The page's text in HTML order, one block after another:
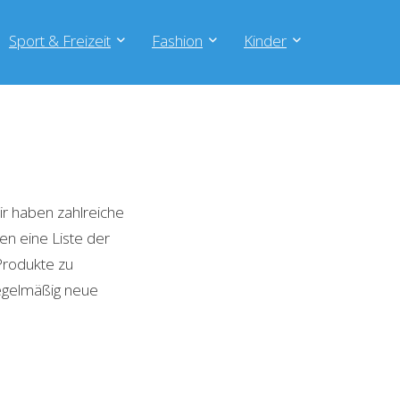
Sport & Freizeit Fashion Kinder
haben zahlreiche
eine Liste der
zu
neue